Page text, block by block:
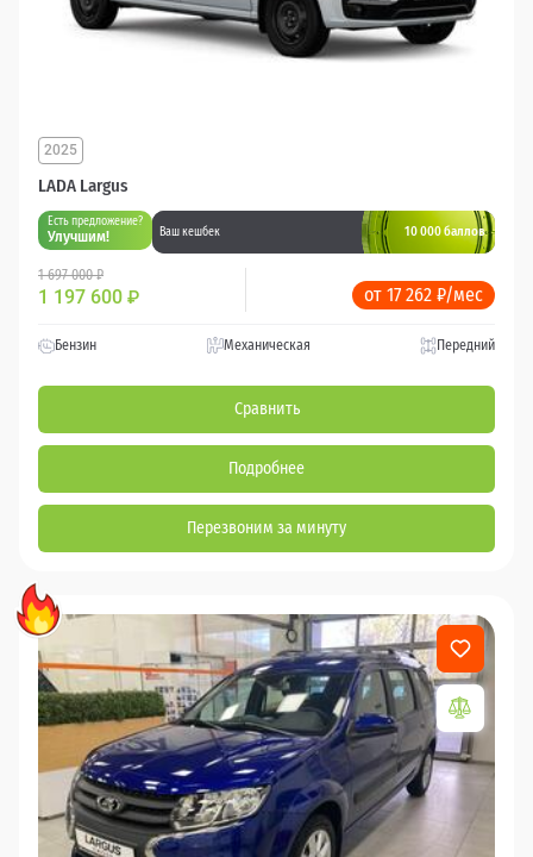
LADA Largus
2025
Есть предложение?
Улучшим! Ваш кешбек 10 000 баллов
1 697 000 ₽
1 197 600 ₽ от 17 262 ₽/мес
Бензин Механическая Передний
Сравнить
Подробнее
Перезвоним за минуту